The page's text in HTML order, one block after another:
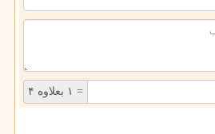
= ۱ بعلاوه ۴